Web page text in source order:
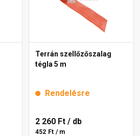
Terrán szellőzőszalag
tégla 5 m
Rendelésre
2 260 Ft / db
452 Ft / m